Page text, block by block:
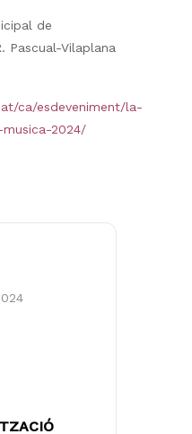
de
Pascual-Vilaplana
ca/esdeveniment/la-
2024/